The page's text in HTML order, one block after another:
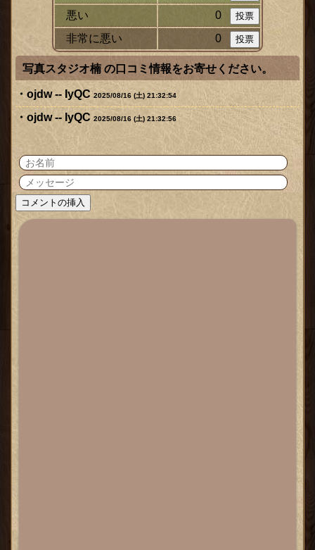
悪い
0
非常に悪い
0
写真スタジオ楠 の口コミ情報をお寄せください。
ojdw -- IyQC 2025/08/16 (土) 21:32:54
ojdw -- IyQC 2025/08/16 (土) 21:32:56